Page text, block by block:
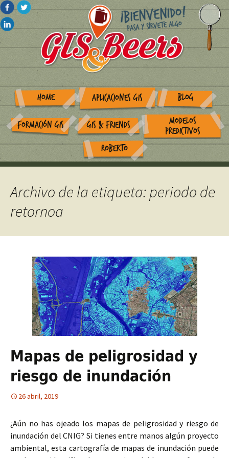
HOME APLICACIONES GIS BLOG
FORMACIÓN GIS GIS & FRIENDS
MODELOS
PREDICTIVOS
ROBERTO
Archivo de la etiqueta: periodo de
retornoa
Mapas de peligrosidad y
riesgo de inundación
26 abril, 2019
¿Aún no has ojeado los mapas de peligrosidad y riesgo de
inundación del CNIG? Si tienes entre manos algún proyecto
ambiental, esta cartografía de mapas de inundación puede